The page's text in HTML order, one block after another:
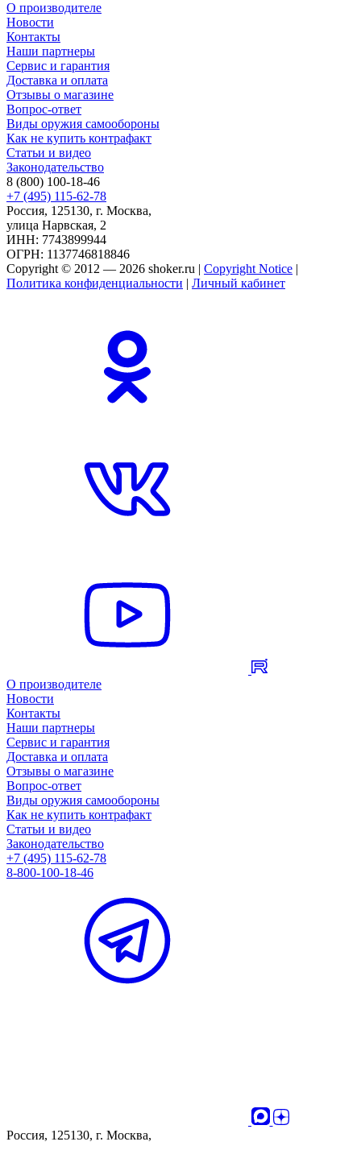
О производителе
Новости
Контакты
Наши партнеры
Сервис и гарантия
Доставка и оплата
Отзывы о магазине
Вопрос-ответ
Виды оружия самообороны
Как не купить контрафакт
Статьи и видео
Законодательство
8 (800) 100-18-46
+7 (495) 115-62-78
Россия, 125130, г. Москва,
улица Нарвская, 2
ИНН: 7743899944
ОГРН: 1137746818846
Copyright © 2012 — 2026 shoker.ru | Copyright Notice |
Политика конфиденциальности | Личный кабинет
О производителе
Новости
Контакты
Наши партнеры
Сервис и гарантия
Доставка и оплата
Отзывы о магазине
Вопрос-ответ
Виды оружия самообороны
Как не купить контрафакт
Статьи и видео
Законодательство
+7 (495) 115-62-78
8-800-100-18-46
Россия, 125130, г. Москва,